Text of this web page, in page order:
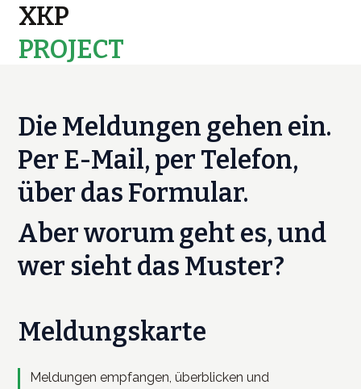
XKP
PROJECT
Die Meldungen gehen ein.
Per E-Mail, per Telefon,
über das Formular.
Aber worum geht es, und
wer sieht das Muster?
Meldungskarte
Meldungen empfangen, überblicken und